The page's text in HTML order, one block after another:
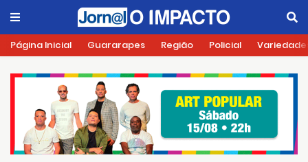
Página Inicial Guararapes Região Policial